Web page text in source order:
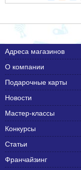
Адреса магазинов
О компании
Подарочные карты
Новости
Мастер-классы
Конкурсы
Статьи
Франчайзинг